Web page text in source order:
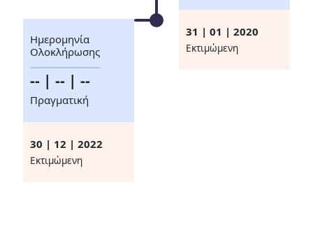
31 | 01 | 2020
Eκτιμώμενη
Ημερομηνία
Ολοκλήρωσης
-- | -- | --
Πραγματική
30 | 12 | 2022
Eκτιμώμενη